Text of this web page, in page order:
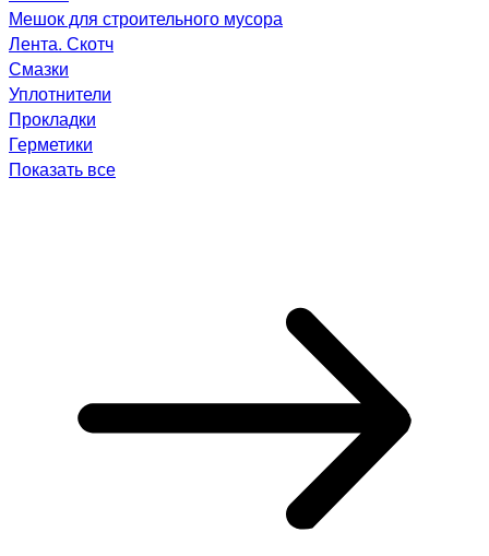
Мешок для строительного мусора
Лента. Скотч
Смазки
Уплотнители
Прокладки
Герметики
Показать все